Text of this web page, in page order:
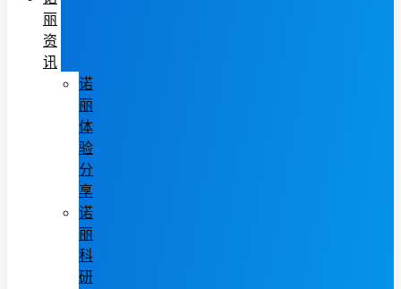
丽
资
讯
诺
丽
体
验
分
享
诺
丽
科
研